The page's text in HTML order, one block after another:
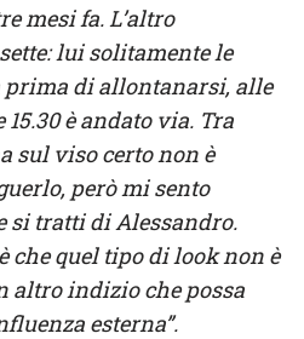
mesi fa. L’altro
lui solitamente le
prima di allontanarsi, alle
15.30 è andato via. Tra
sul viso certo non è
però mi sento
si tratti di Alessandro.
che quel tipo di look non è
altro indizio che possa
esterna”.